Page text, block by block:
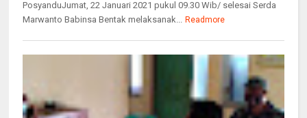
PosyanduJumat, 22 Januari 2021 pukul 09.30 Wib/ selesai Serda
Marwanto Babinsa Bentak melaksanak... Readmore